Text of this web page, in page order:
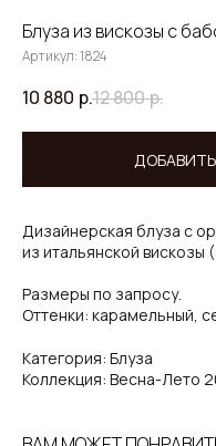
Блуза из вискозы с
Артикул:1824
10 880 р.12 800р.
Дизайнерская блуза с
из итальянской вискозы
Размеры по запросу.
Оттенки: карамельный,
Категория: Блуза
Коллекция: Весна-Лето